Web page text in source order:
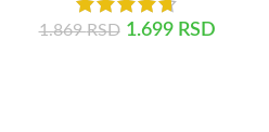
1.869RSD 1.699 RSD